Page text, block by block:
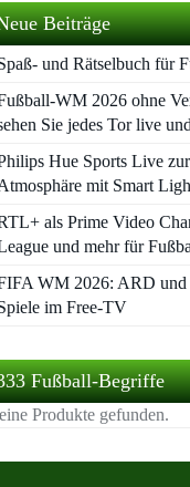
Beiträge
und Rätselbuch für
WM 2026 ohne
Sie jedes Tor live
Hue Sports Live
mit Smart
als Prime Video
und mehr für
WM 2026: ARD
im Free-TV
Fußball-Begriffe
Produkte gefunden.